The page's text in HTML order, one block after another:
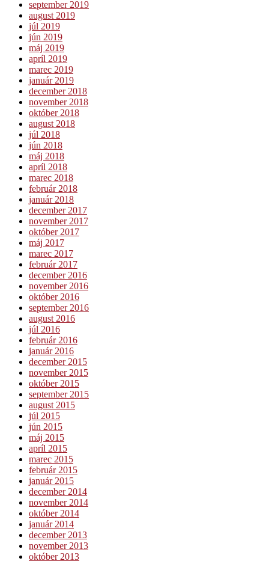
september 2019
august 2019
júl 2019
jún 2019
máj 2019
apríl 2019
marec 2019
január 2019
december 2018
november 2018
október 2018
august 2018
júl 2018
jún 2018
máj 2018
apríl 2018
marec 2018
február 2018
január 2018
december 2017
november 2017
október 2017
máj 2017
marec 2017
február 2017
december 2016
november 2016
október 2016
september 2016
august 2016
júl 2016
február 2016
január 2016
december 2015
november 2015
október 2015
september 2015
august 2015
júl 2015
jún 2015
máj 2015
apríl 2015
marec 2015
február 2015
január 2015
december 2014
november 2014
október 2014
január 2014
december 2013
november 2013
október 2013